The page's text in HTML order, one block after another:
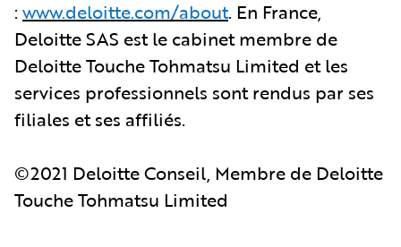
: www.deloitte.com/about. En France,
Deloitte SAS est le cabinet membre de
Deloitte Touche Tohmatsu Limited et les
services professionnels sont rendus par ses
filiales et ses affiliés.
©2021 Deloitte Conseil, Membre de Deloitte
Touche Tohmatsu Limited